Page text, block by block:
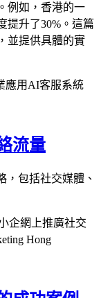
例如，香港的一
提升了30%。這篇
並提供具體的實
應用 AI客服系統
流量
，包括社交媒體、
企網上推廣社交
Hong